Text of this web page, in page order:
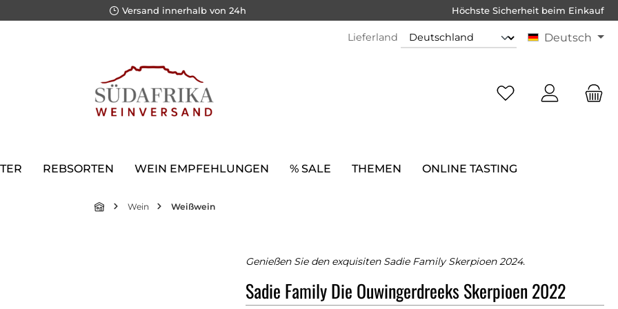
Versand innerhalb von 24h Höchste Sicherheit beim Einkauf
Lieferland Deutsch
REBSORTEN WEIN EMPFEHLUNGEN % SALE THEMEN ONLINE TASTING
Wein Weißwein
Genießen Sie den exquisiten Sadie Family Skerpioen 2024.
Sadie Family Die Ouwingerdreeks Skerpioen 2022